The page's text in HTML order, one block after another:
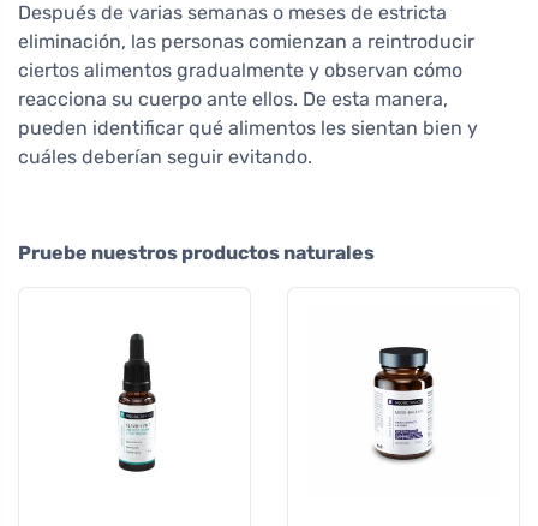
Después de varias semanas o meses de estricta
eliminación, las personas comienzan a reintroducir
ciertos alimentos gradualmente y observan cómo
reacciona su cuerpo ante ellos. De esta manera,
pueden identificar qué alimentos les sientan bien y
cuáles deberían seguir evitando.
Pruebe nuestros productos naturales